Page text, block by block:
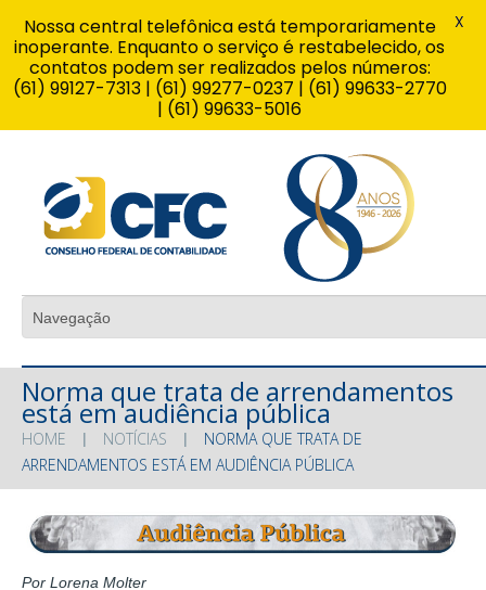
Norma que trata de arrendamentos
está em audiência pública
HOME NOTÍCIAS
NORMA QUE TRATA DE
ARRENDAMENTOS ESTÁ EM AUDIÊNCIA PÚBLICA
Por Lorena Molter
Nossa central telefônica está temporariamente
inoperante. Enquanto o serviço é restabelecido, os
contatos podem ser realizados pelos números:
(61) 99127-7313 | (61) 99277-0237 | (61) 99633-2770
| (61) 99633-5016
X